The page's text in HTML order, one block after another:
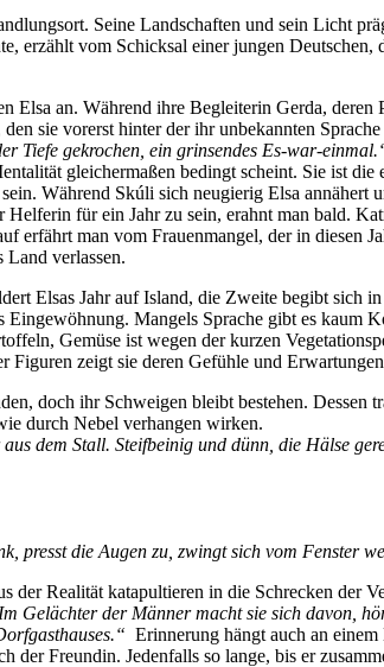
Sei­ne Land­schaf­ten und sein Licht
er­zählt vom Schick­sal ei­ner jun­gen
El­sa an. Wäh­rend ih­re Be­glei­te­rin Ger­da,
sie vor­erst hin­ter der ihr un­be­kann­ten
Tie­fe ge­kro­chen, ein grin­sen­des Es-war-
glei­cher­ma­ßen be­dingt scheint. Sie ist
Wäh­rend Skú­li sich neu­gie­rig El­sa
für ein Jahr zu sein, er­ahnt man bald.
er­fährt man vom Frau­en­man­gel, der in
Land verlassen.
El­sas Jahr auf Is­land, die Zwei­te be­gibt
Ein­ge­wöh­nung. Man­gels Spra­che gibt es
Ge­mü­se ist we­gen der kur­zen
Fi­gu­ren zeigt sie de­ren Ge­füh­le und
doch ihr Schwei­gen bleibt be­stehen. Des­sen
durch Ne­bel ver­han­gen wirken.
dem Stall. Steif­bei­nig und dünn, die Häl­se
presst die Au­gen zu, zwingt sich vom Fens­ter
der Rea­li­tät ka­ta­pul­tie­ren in die Schre­cken
Ge­läch­ter der Män­ner macht sie sich da­von,
Er­in­ne­rung hängt auch an
der Freun­din. Je­den­falls so lan­ge, bis er